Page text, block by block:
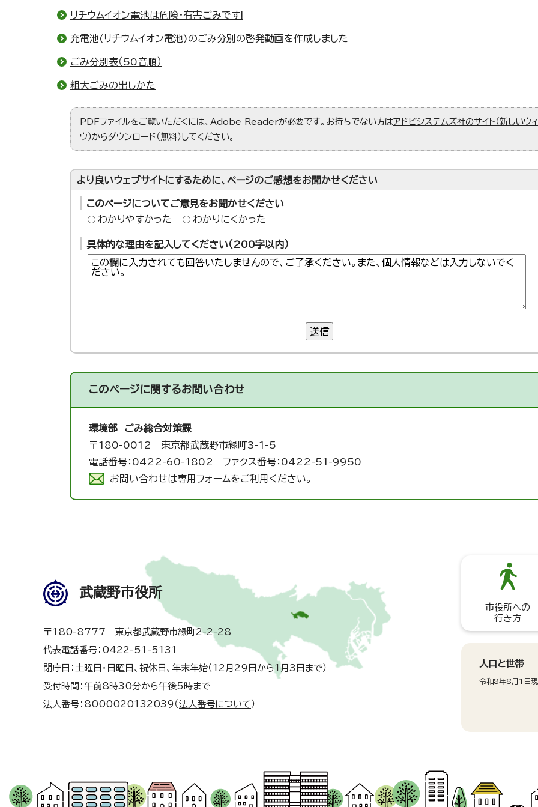
リチウムイオン電池は危険・有害ごみです!
充電池(リチウムイオン電池)のごみ分別の啓発動画を作成しました
ごみ分別表（50音順）
粗大ごみの出しかた
PDFファイルをご覧いただくには、Adobe Readerが必要です。お持ちでない方はアドビシステムズ社のサイト（新しいウ
ウ）からダウンロード（無料）してください。
より良いウェブサイトにするために、ページのご感想をお聞かせください
このページについてご意見をお聞かせください
わかりやすかった
わかりにくかった
具体的な理由を記入してください（200字以内）
送信
このページに関するお問い合わせ
環境部 ごみ総合対策課
〒180-0012 東京都武蔵野市緑町3-1-5
電話番号：0422-60-1802 ファクス番号：0422-51-9950
お問い合わせは専用フォームをご利用ください。
武蔵野市役所
〒180-8777 東京都武蔵野市緑町2-2-28
代表電話番号：0422-51-5131
閉庁日：土曜日・日曜日、祝休日、年末年始（12月29日から1月3日まで）
受付時間：午前8時30分から午後5時まで
法人番号：8000020132039（ 法人番号について ）
市役所への
行き方
人口と世帯
令和8年8月1日